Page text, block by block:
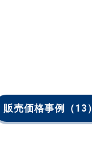
販売価格事例 （13）